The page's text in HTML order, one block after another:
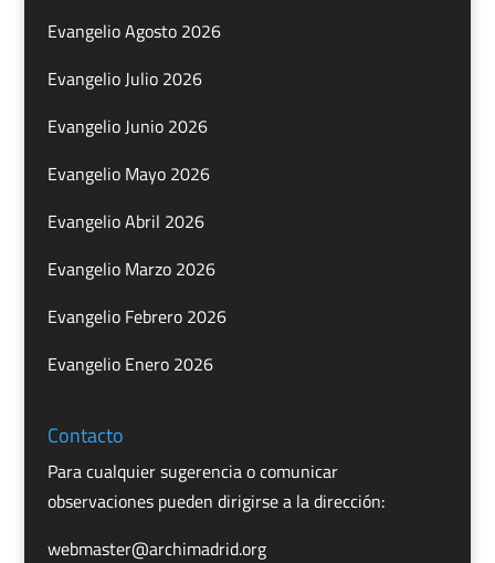
Evangelio Agosto 2026
Evangelio Julio 2026
Evangelio Junio 2026
Evangelio Mayo 2026
Evangelio Abril 2026
Evangelio Marzo 2026
Evangelio Febrero 2026
Evangelio Enero 2026
Contacto
Para cualquier sugerencia o comunicar
observaciones pueden dirigirse a la dirección:
webmaster@archimadrid.org